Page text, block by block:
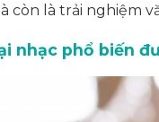
còn là trải nghiệm
nhạc phổ biến